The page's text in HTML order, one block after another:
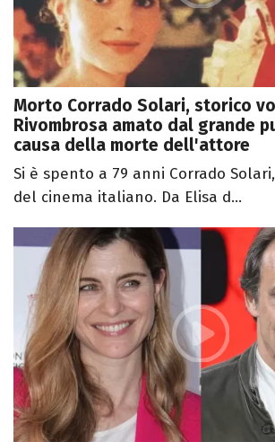
Morto Corrado Solari, storico
Rivombrosa amato dal grande
causa della morte dell'attore
Si è spento a 79 anni Corrado
del cinema italiano. Da Elisa d...